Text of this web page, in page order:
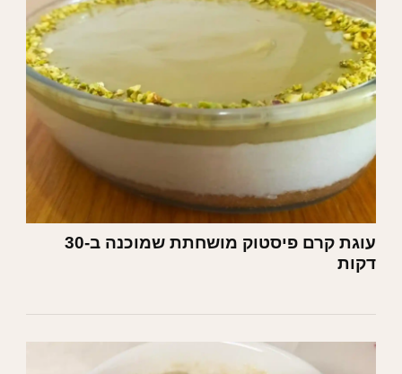
עוגת קרם פיסטוק מושחתת שמוכנה ב-30
דקות